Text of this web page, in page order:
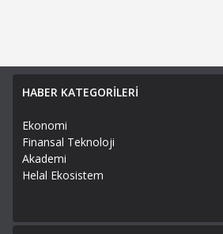
HABER KATEGORİLERİ
Ekonomi
Finansal Teknoloji
Akademi
Helal Ekosistem